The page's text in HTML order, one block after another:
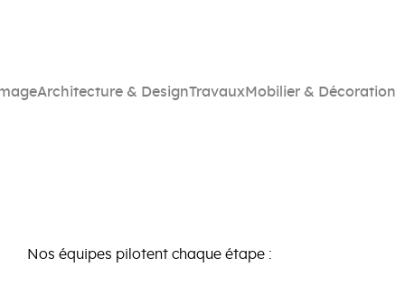
Architecture & DesignTravaux Mobilier & Décoration
Nos équipes pilotent chaque étape :